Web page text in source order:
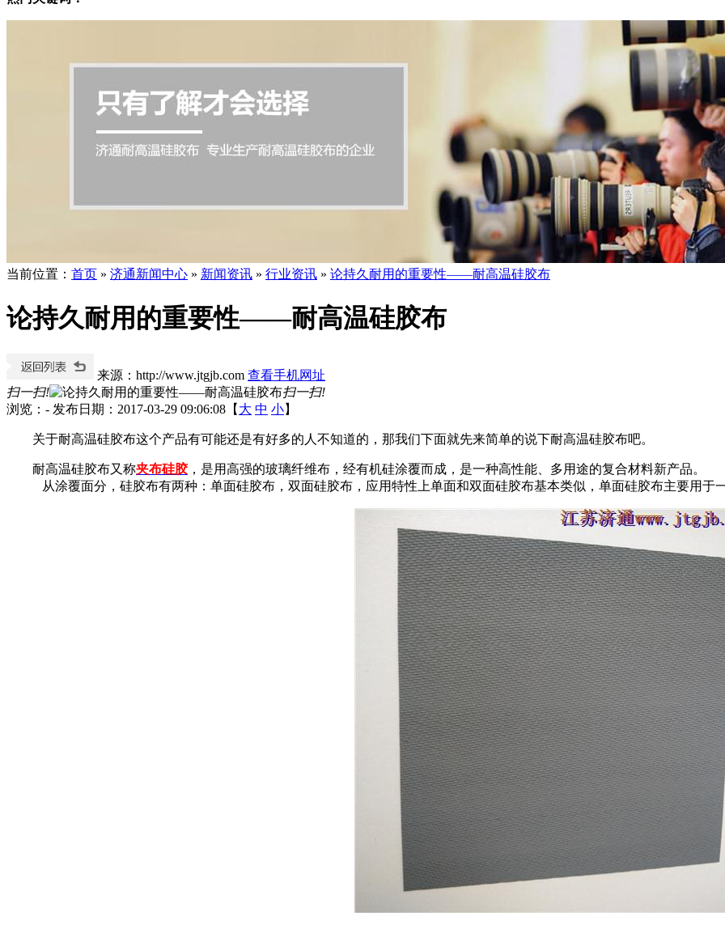
当前位置 ： 首页 » 济通新闻中心 » 新闻资讯 » 行业资讯 » 论持久耐用的重要性——耐高温硅胶布
论持久耐用的重要性——耐高温硅胶布
来源：http://www.jtgjb.com 查看手机网址
扫一扫!
扫一扫!
浏览： - 发布日期：2017-03-29 09:06:08【 大 中 小】
关于耐高温硅胶布这个产品有可能还是有好多的人不知道的，那我们下面就先来简单的说下耐高温硅胶布吧。
耐高温硅胶布又称夹布硅胶，是用高强的玻璃纤维布，经有机硅涂覆而成，是一种高性能、多用途的复合材料新产品。
从涂覆面分，硅胶布有两种：单面硅胶布，双面硅胶布，应用特性上单面和双面硅胶布基本类似，单面硅胶布主要用于